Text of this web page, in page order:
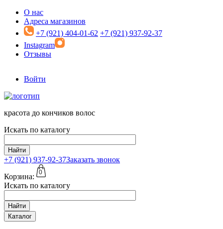
Перейти к основному содержанию
О нас
Адреса магазинов
+7 (921) 404-01-62 +7 (921) 937-92-37
Instagram
Отзывы
Войти
красота до кончиков волос
Искать по каталогу
Найти
+7 (921) 937-92-37Заказать звонок
Корзина:
0
Искать по каталогу
Найти
Каталог